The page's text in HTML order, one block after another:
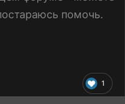
1
помочь.